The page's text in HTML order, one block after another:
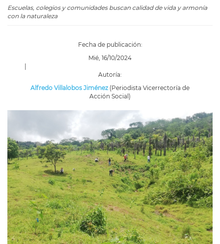
Escuelas, colegios y comunidades buscan calidad de vida y armonía
con la naturaleza
Fecha de publicación:
Mié, 16/10/2024
|
Autoría:
Alfredo Villalobos Jiménez (Periodista Vicerrectoría de
Acción Social)